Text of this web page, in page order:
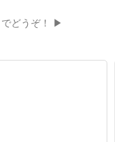
どうぞ！ ▶